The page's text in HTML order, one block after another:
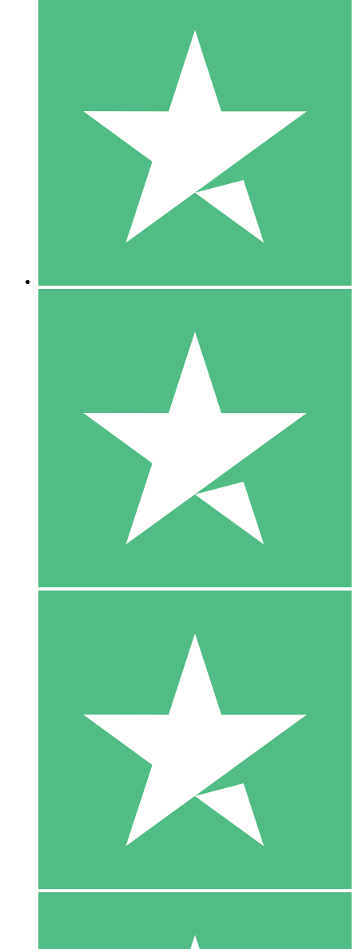
Individuella Kreditpaket
Betala per användning med nedladdningskrediter. Inget
1 Nedladdningar
10 00
10 Nedladdningar
20 00